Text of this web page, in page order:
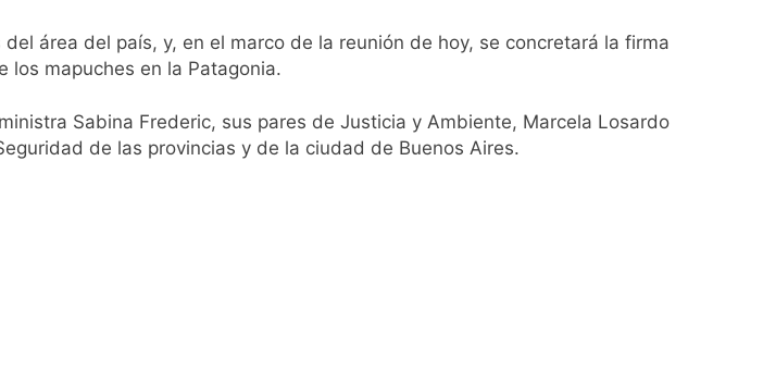
y fuertes ráfagas de viento
que propuso tirar napalm sobre el Gran Buenos Aires
área del país, y, en el marco de la reunión de hoy, se concretará la firma
los mapuches en la Patagonia.
Sabina Frederic, sus pares de Justicia y Ambiente, Marcela Losardo
de las provincias y de la ciudad de Buenos Aires.